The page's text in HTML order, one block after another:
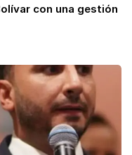
con una gestión